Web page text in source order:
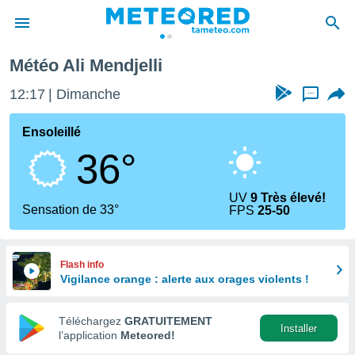
de
Météo Ali Mendjelli
12:17 Dimanche ...
Ensoleillé
36°
Sensation de 33°
UV9 Très élevé!
FPS25-50
Flash info
Vigilance orange : alerte aux orages violents !
Téléchargez GRATUITEMENT
l’application Meteored!
Installer